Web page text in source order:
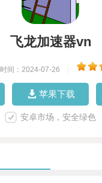
飞龙加速器vn
时间：2024-07-26
苹果下载
安卓市场，安全绿色